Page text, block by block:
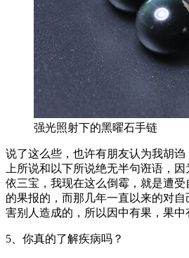
强光照射下的黑曜石手链
说了这么些，也许有朋友认为我胡
上所说和以下所说绝无半句诳语，
依三宝，我现在这么倒霉，就是遭
的果报的，而那几年一直以来的对
害别人造成的，所以因中有果，果中
5、你真的了解疾病吗？